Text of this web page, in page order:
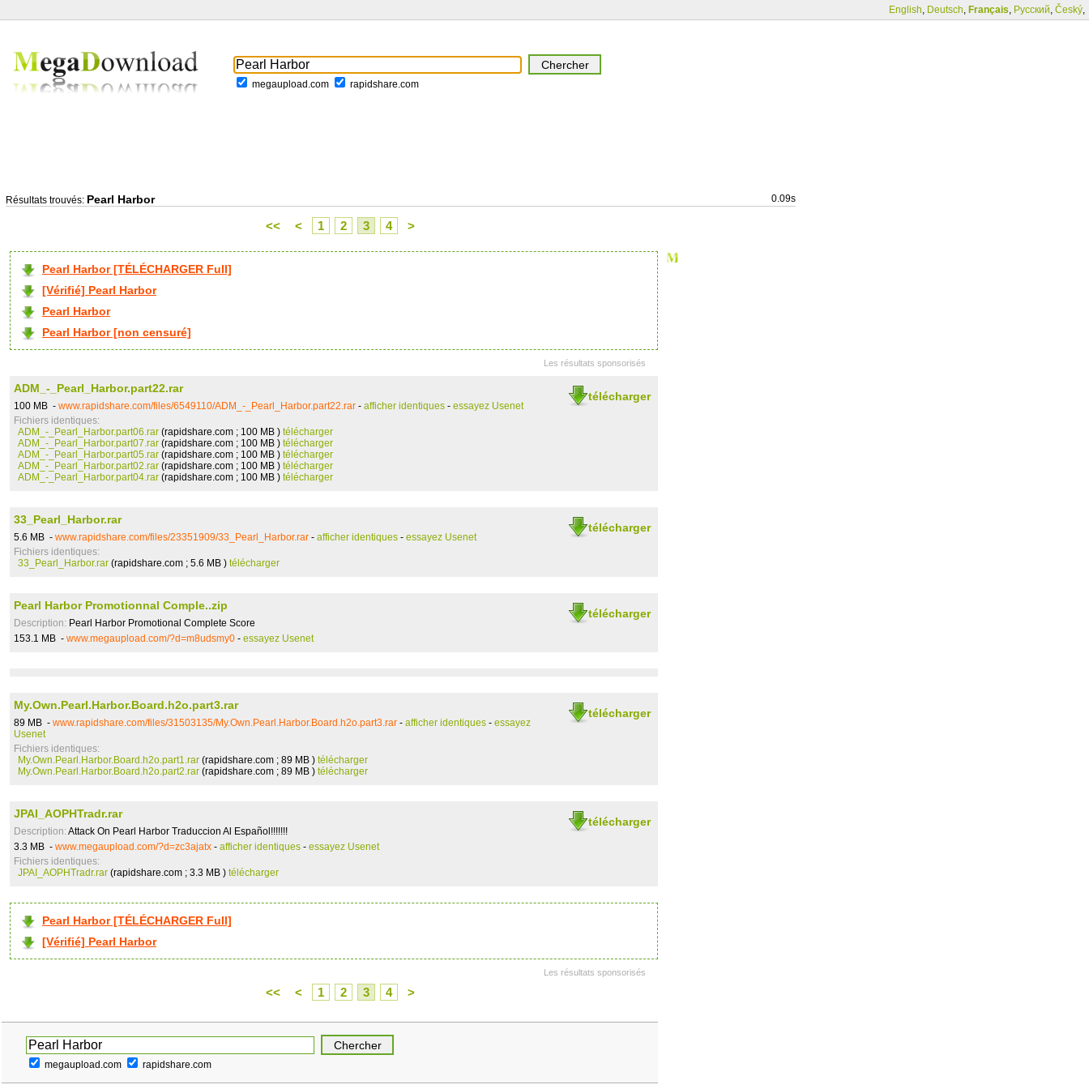
English, Deutsch, Français, Русский, Český,
megaupload.com rapidshare.com
Résultats trouvés: Pearl Harbor 0.09s
<< < 1 2 3 4 >
Pearl Harbor [TÉLÉCHARGER Full]
[Vérifié] Pearl Harbor
Pearl Harbor
Pearl Harbor [non censuré]
Les résultats sponsorisés
télécharger
ADM_-_Pearl_Harbor.part22.rar
100 MB - www.rapidshare.com/files/6549110/ADM_-_Pearl_Harbor.part22.rar - afficher identiques - essayez Usenet
Fichiers identiques:
ADM_-_Pearl_Harbor.part06.rar (rapidshare.com ; 100 MB ) télécharger
ADM_-_Pearl_Harbor.part07.rar (rapidshare.com ; 100 MB ) télécharger
ADM_-_Pearl_Harbor.part05.rar (rapidshare.com ; 100 MB ) télécharger
ADM_-_Pearl_Harbor.part02.rar (rapidshare.com ; 100 MB ) télécharger
ADM_-_Pearl_Harbor.part04.rar (rapidshare.com ; 100 MB ) télécharger
télécharger
33_Pearl_Harbor.rar
5.6 MB - www.rapidshare.com/files/23351909/33_Pearl_Harbor.rar - afficher identiques - essayez Usenet
Fichiers identiques:
33_Pearl_Harbor.rar (rapidshare.com ; 5.6 MB ) télécharger
télécharger
Pearl Harbor Promotionnal Comple..zip
Description: Pearl Harbor Promotional Complete Score
153.1 MB - www.megaupload.com/?d=m8udsmy0 - essayez Usenet
télécharger
My.Own.Pearl.Harbor.Board.h2o.part3.rar
89 MB - www.rapidshare.com/files/31503135/My.Own.Pearl.Harbor.Board.h2o.part3.rar - afficher identiques - essayez
Usenet
Fichiers identiques:
My.Own.Pearl.Harbor.Board.h2o.part1.rar (rapidshare.com ; 89 MB ) télécharger
My.Own.Pearl.Harbor.Board.h2o.part2.rar (rapidshare.com ; 89 MB ) télécharger
télécharger
JPAI_AOPHTradr.rar
Description: Attack On Pearl Harbor Traduccion Al Español!!!!!!!
3.3 MB - www.megaupload.com/?d=zc3ajatx - afficher identiques - essayez Usenet
Fichiers identiques:
JPAI_AOPHTradr.rar (rapidshare.com ; 3.3 MB ) télécharger
Pearl Harbor [TÉLÉCHARGER Full]
[Vérifié] Pearl Harbor
Les résultats sponsorisés
<< < 1 2 3 4 >
megaupload.com rapidshare.com